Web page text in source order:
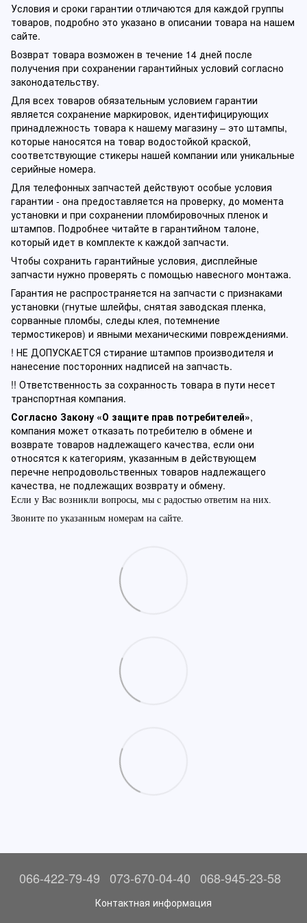
Условия и сроки гарантии отличаются для каждой группы
товаров, подробно это указано в описании товара на нашем
сайте.
Возврат товара возможен в течение 14 дней после
получения при сохранении гарантийных условий согласно
законодательству.
Для всех товаров обязательным условием гарантии
является сохранение маркировок, идентифицирующих
принадлежность товара к нашему магазину – это штампы,
которые наносятся на товар водостойкой краской,
соответствующие стикеры нашей компании или уникальные
серийные номера.
Для телефонных запчастей действуют особые условия
гарантии - она предоставляется на проверку, до момента
установки и при сохранении пломбировочных пленок и
штампов. Подробнее читайте в гарантийном талоне,
который идет в комплекте к каждой запчасти.
Чтобы сохранить гарантийные условия, дисплейные
запчасти нужно проверять с помощью навесного монтажа.
Гарантия не распространяется на запчасти с признаками
установки (гнутые шлейфы, снятая заводская пленка,
сорванные пломбы, следы клея, потемнение
термостикеров) и явными механическими повреждениями.
! НЕ ДОПУСКАЕТСЯ стирание штампов производителя и
нанесение посторонних надписей на запчасть.
!! Ответственность за сохранность товара в пути несет
транспортная компания.
Согласно Закону «О защите прав потребителей»,
компания может отказать потребителю в обмене и
возврате товаров надлежащего качества, если они
относятся к категориям, указанным в действующем
перечне непродовольственных товаров надлежащего
качества, не подлежащих возврату и обмену.
Если у Вас возникли вопросы, мы с радостью ответим на них.
Звоните по указанным номерам на сайте.
066-422-79-49 073-670-04-40 068-945-23-58
Контактная информация